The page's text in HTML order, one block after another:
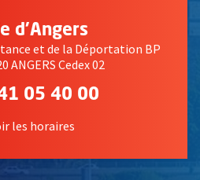
d'Angers
et de la Déportation BP
ANGERS Cedex 02
05 40 00
les horaires